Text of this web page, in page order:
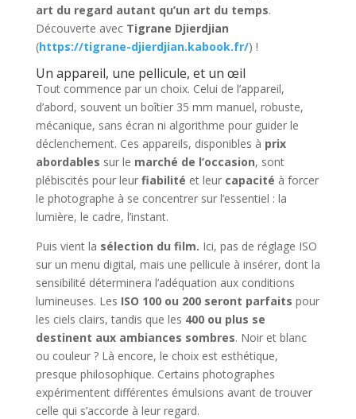
art du regard autant qu’un art du temps.
Découverte avec Tigrane Djierdjian
(https://tigrane-djierdjian.kabook.fr/) !
Un appareil, une pellicule, et un œil
Tout commence par un choix. Celui de l’appareil,
d’abord, souvent un boîtier 35 mm manuel, robuste,
mécanique, sans écran ni algorithme pour guider le
déclenchement. Ces appareils, disponibles à prix
abordables sur le marché de l’occasion, sont
plébiscités pour leur fiabilité et leur capacité à forcer
le photographe à se concentrer sur l’essentiel : la
lumière, le cadre, l’instant.
Puis vient la sélection du film. Ici, pas de réglage ISO
sur un menu digital, mais une pellicule à insérer, dont la
sensibilité déterminera l’adéquation aux conditions
lumineuses. Les ISO 100 ou 200 seront parfaits pour
les ciels clairs, tandis que les 400 ou plus se
destinent aux ambiances sombres. Noir et blanc
ou couleur ? Là encore, le choix est esthétique,
presque philosophique. Certains photographes
expérimentent différentes émulsions avant de trouver
celle qui s’accorde à leur regard.